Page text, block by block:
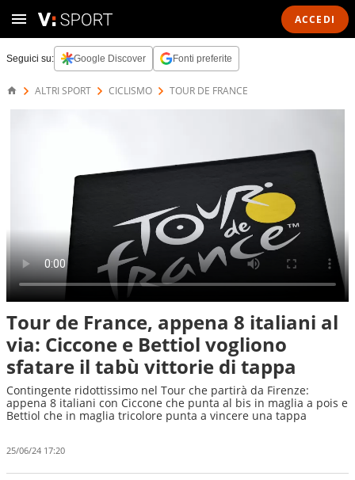
ACCEDI
Seguici su: Google Discover Fonti preferite
ALTRI SPORT CICLISMO TOUR DE FRANCE
Tour de France, appena 8 italiani al
via: Ciccone e Bettiol vogliono
sfatare il tabù vittorie di tappa
Contingente ridottissimo nel Tour che partirà da Firenze:
appena 8 italiani con Ciccone che punta al bis in maglia a pois e
Bettiol che in maglia tricolore punta a vincere una tappa
25/06/24 17:20